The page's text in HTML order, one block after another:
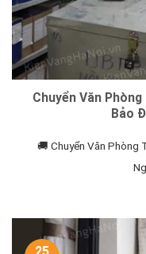
Chuyển Văn
Bảo
🚚 Chuyển Văn Phòng
25